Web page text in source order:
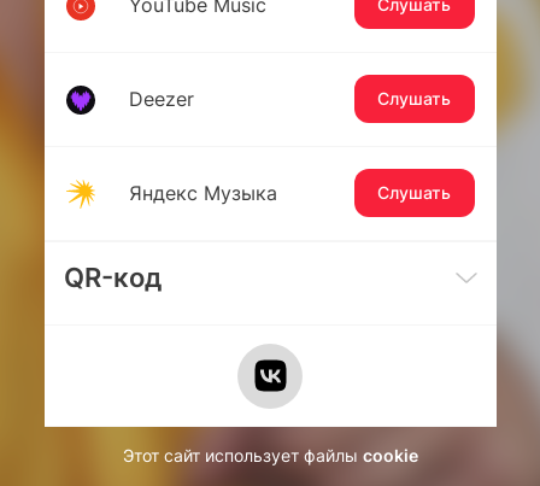
YouTube Music Слушать
Deezer Слушать
Яндекс Музыка Слушать
QR-код
Этот сайт использует файлы cookie